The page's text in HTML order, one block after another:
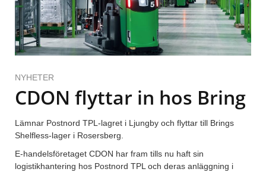
NYHETER
CDON flyttar in hos Bring
Lämnar Postnord TPL-lagret i Ljungby och flyttar till Brings
Shelfless-lager i Rosersberg.
E-handelsföretaget CDON har fram tills nu haft sin
logistikhantering hos Postnord TPL och deras anläggning i